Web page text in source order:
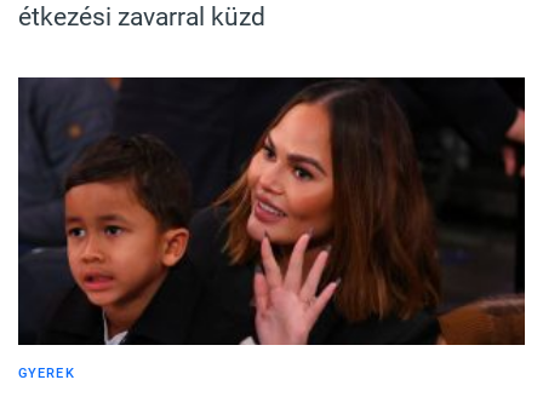
étkezési zavarral küzd
GYEREK